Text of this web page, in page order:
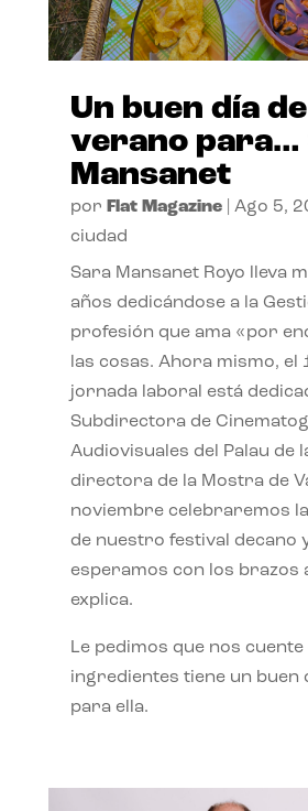
Un buen día de
verano para…
Mansanet
por Flat Magazine| Ago 5,
ciudad
Sara Mansanet Royo lleva
años dedicándose a la
profesión que ama «por
las cosas. Ahora mismo, el
jornada laboral está
Subdirectora de
Audiovisuales del Palau de
directora de la Mostra de
noviembre celebraremos
de nuestro festival decano
esperamos con los brazos
explica.
Le pedimos que nos cuente
ingredientes tiene un buen
para ella.